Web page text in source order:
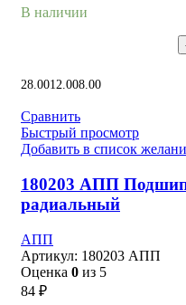
В наличии
28.0012.008.00
Сравнить
Быстрый просмотр
Добавить в список
180203 АПП
радиальный
АПП
Артикул: 180203 АПП
Оценка 0 из 5
84 ₽